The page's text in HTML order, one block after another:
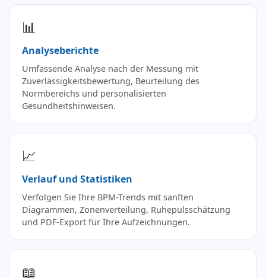
📊
Analyseberichte
Umfassende Analyse nach der Messung mit
Zuverlässigkeitsbewertung, Beurteilung des
Normbereichs und personalisierten
Gesundheitshinweisen.
📈
Verlauf und Statistiken
Verfolgen Sie Ihre BPM-Trends mit sanften
Diagrammen, Zonenverteilung, Ruhepulsschätzung
und PDF-Export für Ihre Aufzeichnungen.
📖